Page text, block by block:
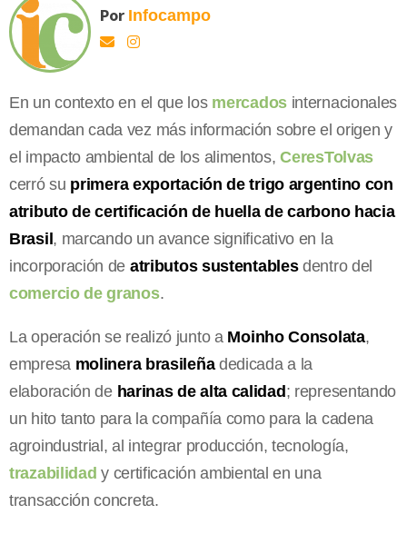
Por Infocampo
En un contexto en el que los mercadosinternacionales
demandan cada vez más información sobre el origen y
el impacto ambiental de los alimentos,CeresTolvas
cerró su primera exportación de trigo argentino con
atributo de certificación de huella de carbono hacia
Brasil, marcando un avance significativo en la
incorporación de atributos sustentablesdentro del
comercio de granos.
La operación se realizó junto a Moinho Consolata,
empresa molinera brasileñadedicada a la
elaboración de harinas de alta calidad; representando
un hito tanto para la compañía como para la cadena
agroindustrial, al integrar producción, tecnología,
trazabilidad y certificación ambiental en una
transacción concreta.